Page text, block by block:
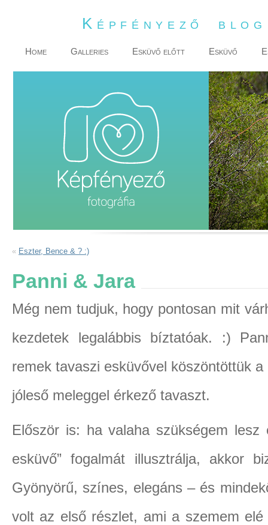
Képfényező
Home Galleries Esküvő előtt Esküvő
« Eszter, Bence & ? :)
Panni & Jara
Még nem tudjuk, hogy pontosan mit
kezdetek legalábbis bíztatóak. :)
remek tavaszi esküvővel köszöntöttük
jóleső meleggel érkező tavaszt.
Először is: ha valaha szükségem lesz
esküvő” fogalmát illusztrálja, akkor
Gyönyörű, színes, elegáns – és
volt az első részlet, ami a szemem